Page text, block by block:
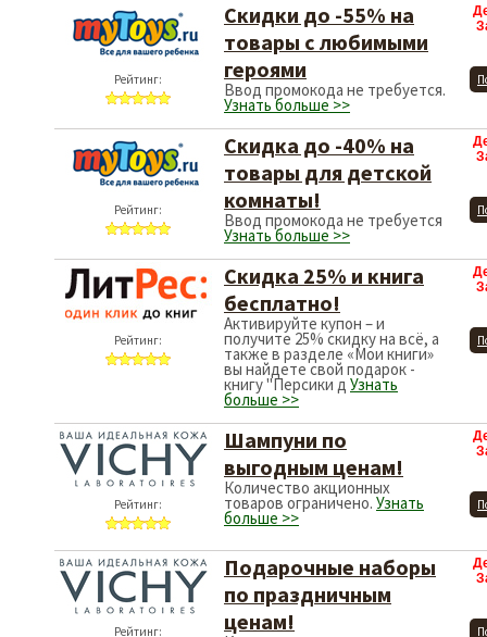
Рейтинг:
Скидки до -55% на
товары с любимыми
героями
Ввод промокода не требуется.
Узнать больше >>
Рейтинг:
Скидка до -40% на
товары для детской
комнаты!
Ввод промокода не требуется
Узнать больше >>
Рейтинг:
Cкидка 25% и книга
бесплатно!
Активируйте купон – и
получите 25% скидку на всё, а
также в разделе «Мои книги»
вы найдете свой подарок -
книгу "Персики д Узнать
больше >>
Рейтинг:
Шампуни по
выгодным ценам!
Количество акционных
товаров ограничено. Узнать
больше >>
Рейтинг:
Подарочные наборы
по праздничным
ценам!